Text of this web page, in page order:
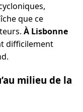
que ce
À Lisbonne
difficilement
milieu de la